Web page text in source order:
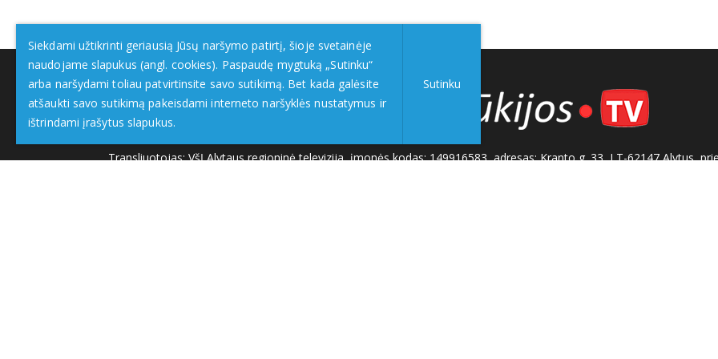
Transliuotojas: VšĮ Alytaus regioninė televizija, įmonės kodas: 149916583, adresas: Kranto g. 33, LT-62147 Alytus,
Siekdami užtikrinti geriausią Jūsų naršymo patirtį, šioje svetainėje
naudojame slapukus (angl. cookies). Paspaudę mygtuką „Sutinku“
arba naršydami toliau patvirtinsite savo sutikimą. Bet kada galėsite
atšaukti savo sutikimą pakeisdami interneto naršyklės nustatymus ir
ištrindami įrašytus slapukus.
Sutinku